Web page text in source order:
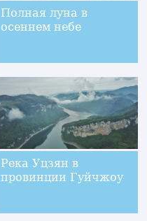
Полная луна в
осеннем небе
Река Уцзян в
провинции Гуйчжоу